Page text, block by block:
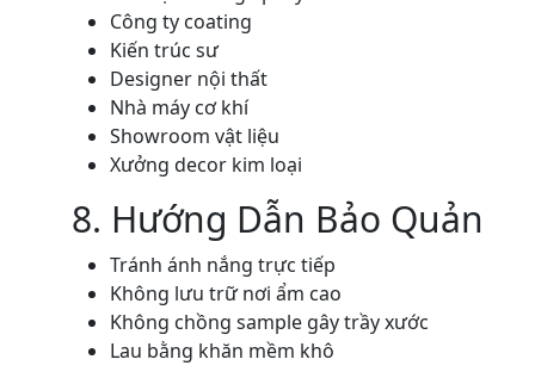
Công ty coating
Kiến trúc sư
Designer nội thất
Nhà máy cơ khí
Showroom vật liệu
Xưởng decor kim loại
8. Hướng Dẫn Bảo Quản
Tránh ánh nắng trực tiếp
Không lưu trữ nơi ẩm cao
Không chồng sample gây trầy xước
Lau bằng khăn mềm khô